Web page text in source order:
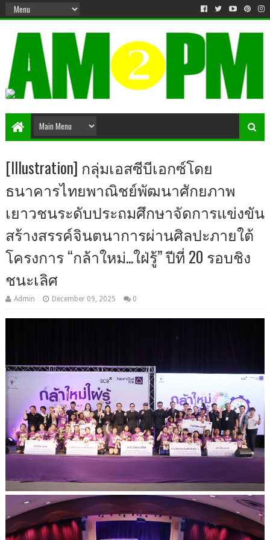
Matter & Entertainment
[Illustration] กลุ่มเอสซีบีเอกซ์โดย
ธนาคารไทยพาณิชย์พัฒนาศักยภาพ
เยาวชนระดับประถมศึกษาจัดการแข่งขัน
สร้างสรรค์จินตนาการผ่านศิลปะภายใต้
โครงการ “กล้าใหม่...ใฝ่รู้” ปีที่ 20 รอบชิง
ชนะเลิศ
Admin December 09, 2025 0